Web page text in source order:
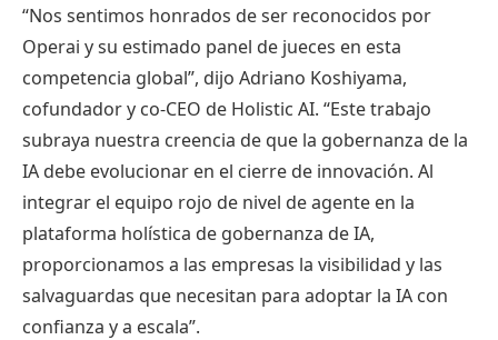
“Nos sentimos honrados de ser reconocidos por
Operai y su estimado panel de jueces en esta
competencia global”, dijo Adriano Koshiyama,
cofundador y co-CEO de Holistic AI. “Este trabajo
subraya nuestra creencia de que la gobernanza de la
IA debe evolucionar en el cierre de innovación. Al
integrar el equipo rojo de nivel de agente en la
plataforma holística de gobernanza de IA,
proporcionamos a las empresas la visibilidad y las
salvaguardas que necesitan para adoptar la IA con
confianza y a escala”.